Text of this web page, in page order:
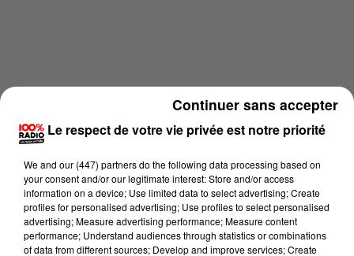
Le respect de votre vie privée est notre priorité
We and our (447) partnersdo the following data processing based on
your consent and/or our legitimate interest: Store and/or access
information on a device; Use limited data to select advertising; Create
profiles for personalised advertising; Use profiles to select personalised
advertising; Measure advertising performance; Measure content
performance; Understand audiences through statistics or combinations
of data from different sources; Develop and improve services; Create
Continuer sans accepter